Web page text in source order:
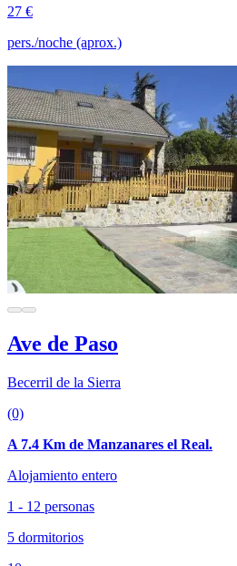
27 €
pers./noche (aprox.)
Ave de Paso
Becerril de la Sierra
(0)
A 7.4 Km de Manzanares el Real.
Alojamiento entero
1 - 12 personas
5 dormitorios